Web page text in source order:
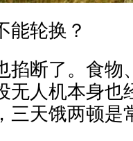
能轮换？
掐断了。食物
无人机本身也
三天饿两顿是